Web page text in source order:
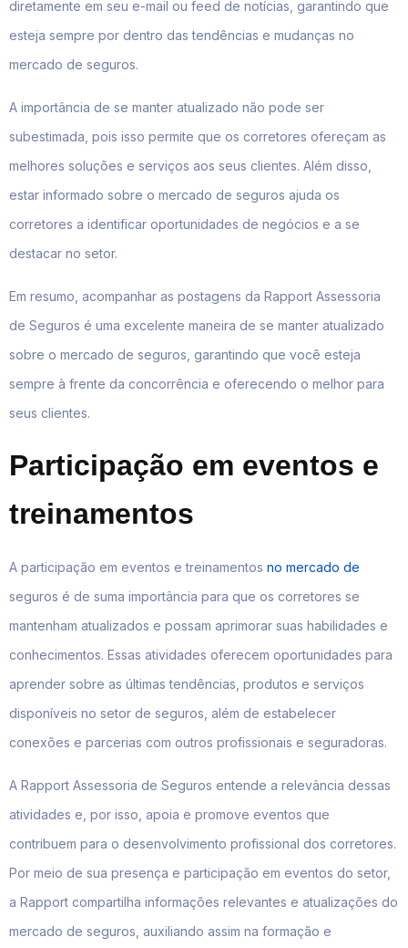
diretamente em seu e-mail ou feed de notícias, garantindo que
esteja sempre por dentro das tendências e mudanças no
mercado de seguros.
A importância de se manter atualizado não pode ser
subestimada, pois isso permite que os corretores ofereçam as
melhores soluções e serviços aos seus clientes. Além disso,
estar informado sobre o mercado de seguros ajuda os
corretores a identificar oportunidades de negócios e a se
destacar no setor.
Em resumo, acompanhar as postagens da Rapport Assessoria
de Seguros é uma excelente maneira de se manter atualizado
sobre o mercado de seguros, garantindo que você esteja
sempre à frente da concorrência e oferecendo o melhor para
seus clientes.
Participação em eventos e
treinamentos
A participação em eventos e treinamentos no mercado de
seguros é de suma importância para que os corretores se
mantenham atualizados e possam aprimorar suas habilidades e
conhecimentos. Essas atividades oferecem oportunidades para
aprender sobre as últimas tendências, produtos e serviços
disponíveis no setor de seguros, além de estabelecer
conexões e parcerias com outros profissionais e seguradoras.
A Rapport Assessoria de Seguros entende a relevância dessas
atividades e, por isso, apoia e promove eventos que
contribuem para o desenvolvimento profissional dos corretores.
Por meio de sua presença e participação em eventos do setor,
a Rapport compartilha informações relevantes e atualizações do
mercado de seguros, auxiliando assim na formação e